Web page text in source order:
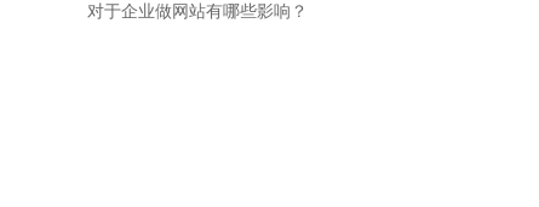
对于企业做网站有哪些影响？